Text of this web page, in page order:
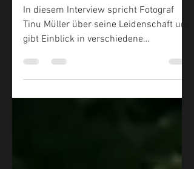
Masterclass Magazine
In diesem Interview spricht Fotograf
gibt Einblick in verschiedene
Fotoprojekte.